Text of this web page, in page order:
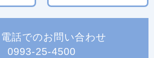
電話でのお問い合わせ
0993-25-4500